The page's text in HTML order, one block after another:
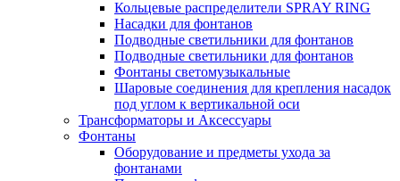
Кольцевые распределители SPRAY RING
Насадки для фонтанов
Подводные светильники для фонтанов
Подводные светильники для фонтанов
Фонтаны светомузыкальные
Шаровые соединения для крепления насадок
под углом к вертикальной оси
Трансформаторы и Аксессуары
Фонтаны
Оборудование и предметы ухода за
фонтанами